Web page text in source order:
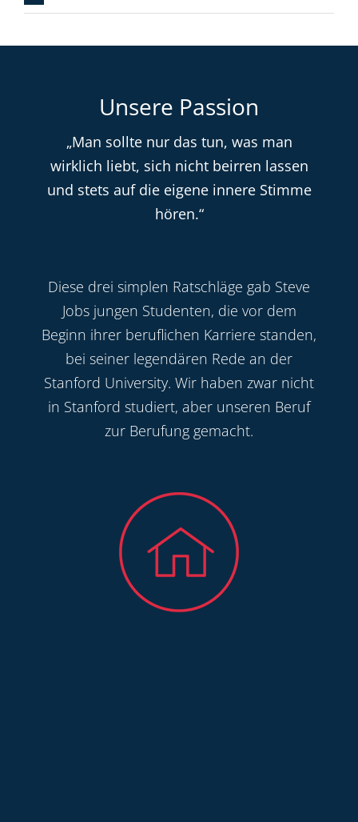
Unsere Passion
„Man sollte nur das tun, was man
wirklich liebt, sich nicht beirren lassen
und stets auf die eigene innere Stimme
hören.“
Diese drei simplen Ratschläge gab Steve
Jobs jungen Studenten, die vor dem
Beginn ihrer beruflichen Karriere standen,
bei seiner legendären Rede an der
Stanford University. Wir haben zwar nicht
in Stanford studiert, aber unseren Beruf
zur Berufung gemacht.